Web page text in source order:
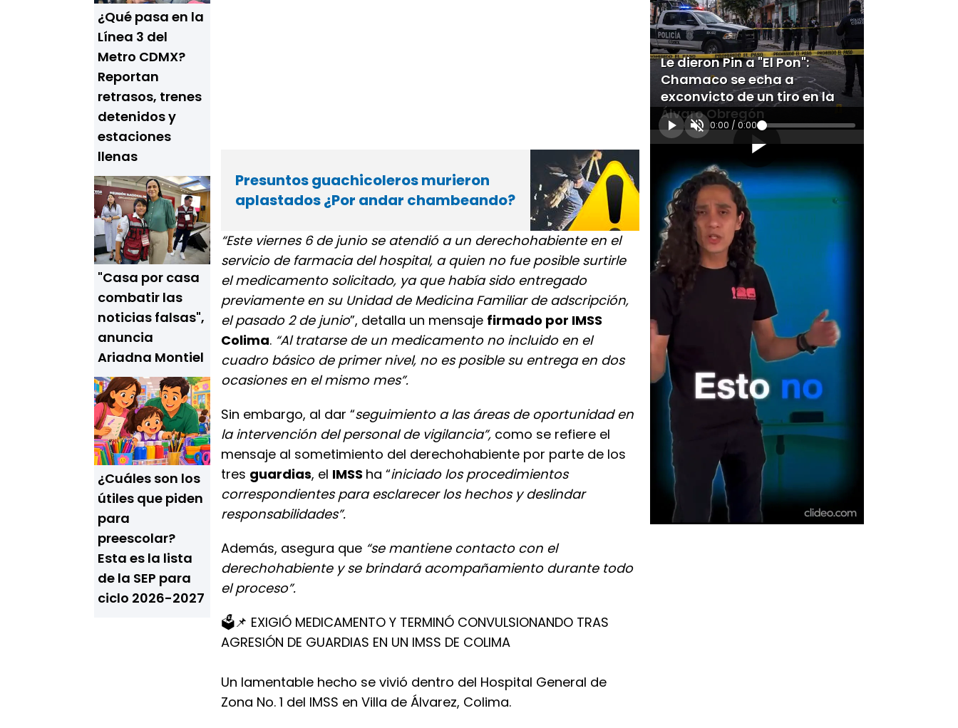
¿Qué pasa en la
Línea 3 del
Metro CDMX?
Reportan
retrasos, trenes
detenidos y
estaciones
llenas
"Casa por casa
combatir las
noticias falsas",
anuncia
Ariadna Montiel
¿Cuáles son los
útiles que piden
para
preescolar?
Esta es la lista
de la SEP para
ciclo 2026-2027
Presuntos guachicoleros murieron
aplastados ¿Por andar chambeando?
“Este viernes 6 de junio se atendió a un derechohabiente en el
servicio de farmacia del hospital, a quien no fue posible surtirle
el medicamento solicitado, ya que había sido entregado
previamente en su Unidad de Medicina Familiar de adscripción,
el pasado 2 de junio”, detalla un mensaje firmado por IMSS
Colima. “Al tratarse de un medicamento no incluido en el
cuadro básico de primer nivel, no es posible su entrega en dos
ocasiones en el mismo mes”.
Sin embargo, al dar “seguimiento a las áreas de oportunidad en
la intervención del personal de vigilancia”, como se refiere el
mensaje al sometimiento del derechohabiente por parte de los
tres guardias, el IMSS ha “iniciado los procedimientos
correspondientes para esclarecer los hechos y deslindar
responsabilidades”.
Además, asegura que “se mantiene contacto con el
derechohabiente y se brindará acompañamiento durante todo
el proceso”.
🗳📌 EXIGIÓ MEDICAMENTO Y TERMINÓ CONVULSIONANDO TRAS
AGRESIÓN DE GUARDIAS EN UN IMSS DE COLIMA
Un lamentable hecho se vivió dentro del Hospital General de
Zona No. 1 del IMSS en Villa de Álvarez, Colima.
Le dieron Pin a "El Pon":
Chamaco se echa a
exconvicto de un tiro en la
Álvaro Obregón
0:00 / 0:00
[Publicidad]